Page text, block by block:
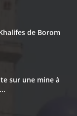
de Borom
sur une mine à